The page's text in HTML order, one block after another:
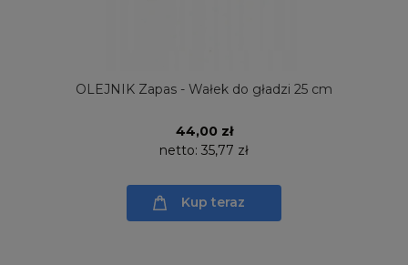
OLEJNIK Zapas - Wałek do gładzi 25 cm
44,00 zł
netto: 35,77 zł
Kup teraz